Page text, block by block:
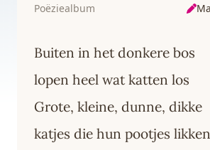
Poëziealbum
Buiten in het donkere bos
lopen heel wat katten los
Grote, kleine, dunne, dikke
katjes die hun pootjes likken